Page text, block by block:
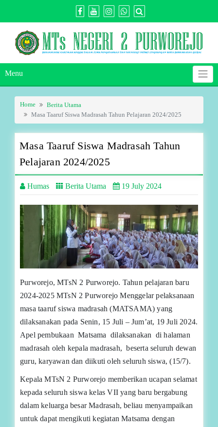
Menu
Home
Berita Utama
Masa Taaruf Siswa Madrasah Tahun Pelajaran 2024/2025
Masa Taaruf Siswa Madrasah Tahun
Pelajaran 2024/2025
Humas Berita Utama 19 July 2024
Purworejo, MTsN 2 Purworejo. Tahun pelajaran baru
2024-2025 MTsN 2 Purworejo Menggelar pelaksanaan
masa taaruf siswa madrasah (MATSAMA) yang
dilaksanakan pada Senin, 15 Juli – Jum’at, 19 Juli 2024.
Apel pembukaan Matsama dilaksanakan di halaman
madrasah oleh kepala madrasah, beserta seluruh dewan
guru, karyawan dan diikuti oleh seluruh siswa, (15/7).
Kepala MTsN 2 Purworejo memberikan ucapan selamat
kepada seluruh siswa kelas VII yang baru bergabung
dalam keluarga besar Madrasah, beliau menyampaikan
untuk dapat mengikuti kegiatan Matsama dengan